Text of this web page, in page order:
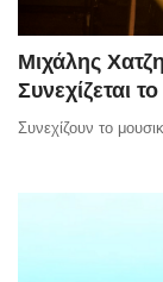
Μιχάλης
Συνεχίζεται
Συνεχίζουν το